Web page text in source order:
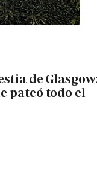
de
pateó todo el